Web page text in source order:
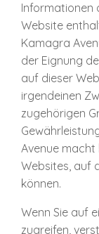
Informationen
Website
Kamagra
der Eignung
auf dieser
irgendeinen
zugehörigen
Avenue macht
Websites, auf
können.
Wenn Sie auf
zugreifen,